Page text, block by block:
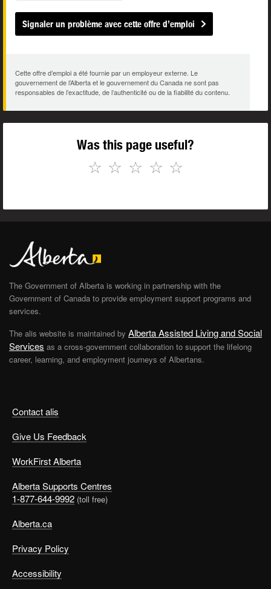
Signaler un problème avec cette offre d’emploi
Cette offre d’emploi a été fournie par un employeur externe. Le
gouvernement de l’Alberta et le gouvernement du Canada ne sont pas
responsables de l’exactitude, de l’authenticité ou de la fiabilité du contenu.
Was this page useful?
☆
☆
☆
☆
☆
Contact alis
Give Us Feedback
WorkFirst Alberta
Alberta Supports Centres
1-877-644-9992 (toll free)
Alberta.ca
Privacy Policy
Accessibility
The Government of Alberta is working in partnership with the
Government of Canada to provide employment support programs and
services.
The alis website is maintained by Alberta Assisted Living and Social
Services as a cross-government collaboration to support the lifelong
career, learning, and employment journeys of Albertans.